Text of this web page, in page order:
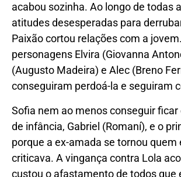
acabou sozinha. Ao longo de todas
atitudes desesperadas para
Paixão cortou relações com a
personagens Elvira (Giovanna
(Augusto Madeira) e Alec (Breno
conseguiram perdoá-la e seguiram
Sofia nem ao menos conseguir
de infância, Gabriel (Romaní), e o
porque a ex-amada se tornou quem
criticava. A vingança contra Lola
custou o afastamento de todos que